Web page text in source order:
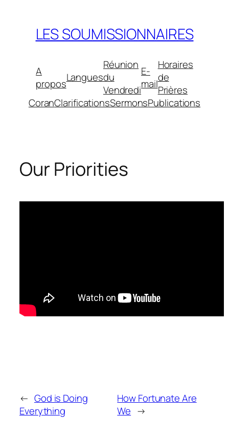
contenuLES SOUMISSIONNAIRES
A
proposLangues
Réunion
du
Vendredi
E-
mail
Horaires
de
Prières
CoranClarificationsSermonsPublications
Our Priorities
← God is Doing
Everything
How Fortunate Are
We →